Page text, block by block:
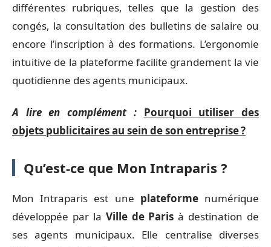
différentes rubriques, telles que la gestion des
congés, la consultation des bulletins de salaire ou
encore l’inscription à des formations. L’ergonomie
intuitive de la plateforme facilite grandement la vie
quotidienne des agents municipaux.
A lire en complément : Pourquoi utiliser des
objets publicitaires au sein de son entreprise ?
Qu’est-ce que Mon Intraparis ?
Mon Intraparis est une plateformenumérique
développée par la Ville de Paris à destination de
ses agents municipaux. Elle centralise diverses